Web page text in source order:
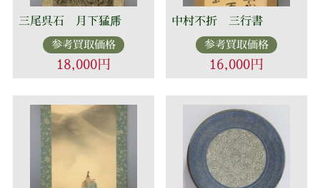
三尾呉石 月下猛乕
参考買取価格
18,000円
中村不折 三行書
参考買取価格
16,000円